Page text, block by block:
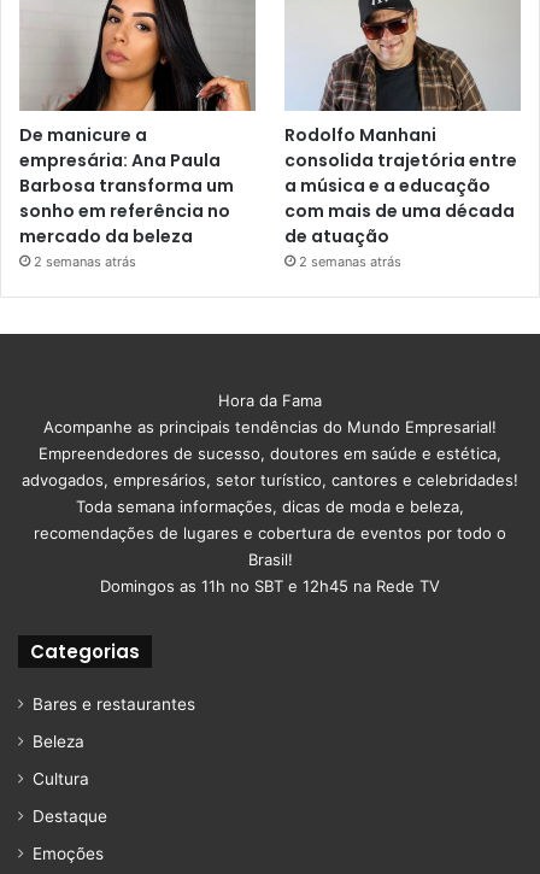
De manicure a
empresária: Ana Paula
Barbosa transforma um
sonho em referência no
mercado da beleza
2 semanas atrás
Rodolfo Manhani
consolida trajetória entre
a música e a educação
com mais de uma década
de atuação
2 semanas atrás
Hora da Fama
Acompanhe as principais tendências do Mundo Empresarial!
Empreendedores de sucesso, doutores em saúde e estética,
advogados, empresários, setor turístico, cantores e celebridades!
Toda semana informações, dicas de moda e beleza,
recomendações de lugares e cobertura de eventos por todo o
Brasil!
Domingos as 11h no SBT e 12h45 na Rede TV
Categorias
Bares e restaurantes
Beleza
Cultura
Destaque
Emoções